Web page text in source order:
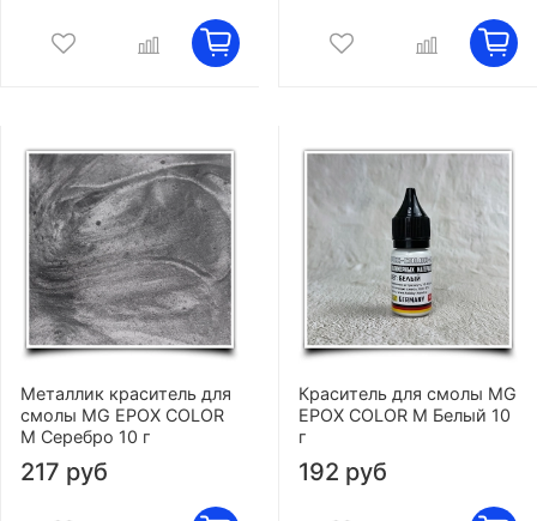
Металлик краситель для
смолы MG EPOX COLOR
M Серебро 10 г
217 руб
Краситель для смолы MG
EPOX COLOR M Белый 10
г
192 руб